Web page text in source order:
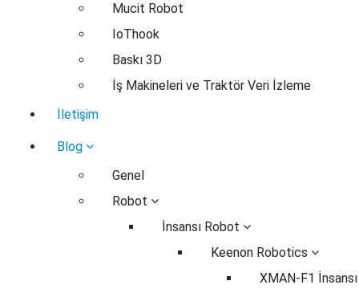
Mucit Robot
IoThook
Baskı 3D
İş Makineleri ve Traktör Veri İzleme
İletişim
Blog
Genel
Robot
İnsansı Robot
Keenon Robotics
XMAN-F1